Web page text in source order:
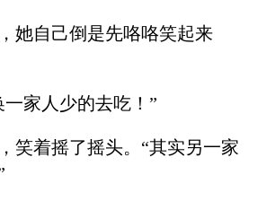
她自己倒是先咯咯笑起来
一家人少的去吃！”
笑着摇了摇头。“其实另一家